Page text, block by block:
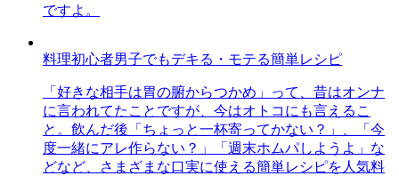
ですよ。
料理初心者男子でもデキる・モテる簡単レシピ
「好きな相手は胃の腑からつかめ」って、昔はオンナ
に言われてたことですが、今はオトコにも言えるこ
と。飲んだ後「ちょっと一杯寄ってかない？」、「今
度一緒にアレ作らない？」「週末ホムパしようよ」な
どなど、さまざまな口実に使える簡単レシピを人気料